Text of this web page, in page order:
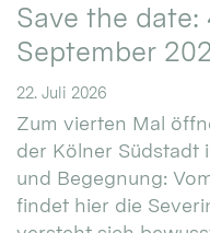
Save the date:
September
22. Juli 2026
Zum vierten Mal
der Kölner Südstadt
und Begegnung:
findet hier die